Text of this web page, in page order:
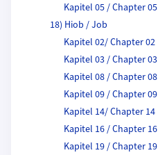
Kapitel 05 / Chapter 05
18) Hiob / Job
Kapitel 02/ Chapter 02
Kapitel 03 / Chapter 03
Kapitel 08 / Chapter 08
Kapitel 09 / Chapter 09
Kapitel 14/ Chapter 14
Kapitel 16 / Chapter 16
Kapitel 19 / Chapter 19